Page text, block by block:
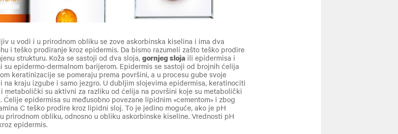
Liftactiv-cure-VM
u vodi i u prirodnom obliku se zove askorbinska kiselina i ima dva
i teško prodiranje kroz epidermis. Da bismo razumeli zašto teško prodire
strukturu. Koža se sastoji od dva sloja, gornjeg sloja ili epidermisa i
su epidermo-dermalnom barijerom. Epidermis se sastoji od brojnih ćelija
keratinizacije se pomeraju prema površini, a u procesu gube svoje
na kraju izgube i samo jezgro. U dubljim slojevima epidermisa, keratinociti
metabolički su aktivni za razliku od ćelija na površini koje su metabolički
Ćelije epidermisa su međusobno povezane lipidnim «cementom» i zbog
C teško prodire kroz lipidni sloj. To je jedino moguće, ako je pH
prirodnom obliku, odnosno u obliku askorbinske kiseline. Vrednosti pH
epidermis.